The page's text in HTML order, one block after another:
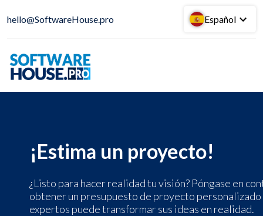
hello@SoftwareHouse.pro Español
¡Estima un proyecto!
¿Listo para hacer realidad tu visión? Póngase en
obtener un presupuesto de proyecto
expertos puede transformar sus ideas en realidad.